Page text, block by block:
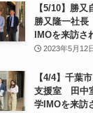
【5/10】勝
勝又隆一社
IMOを来訪さ
2023年5月12
【4/4】千葉
支援室 田中
学IMOを来訪